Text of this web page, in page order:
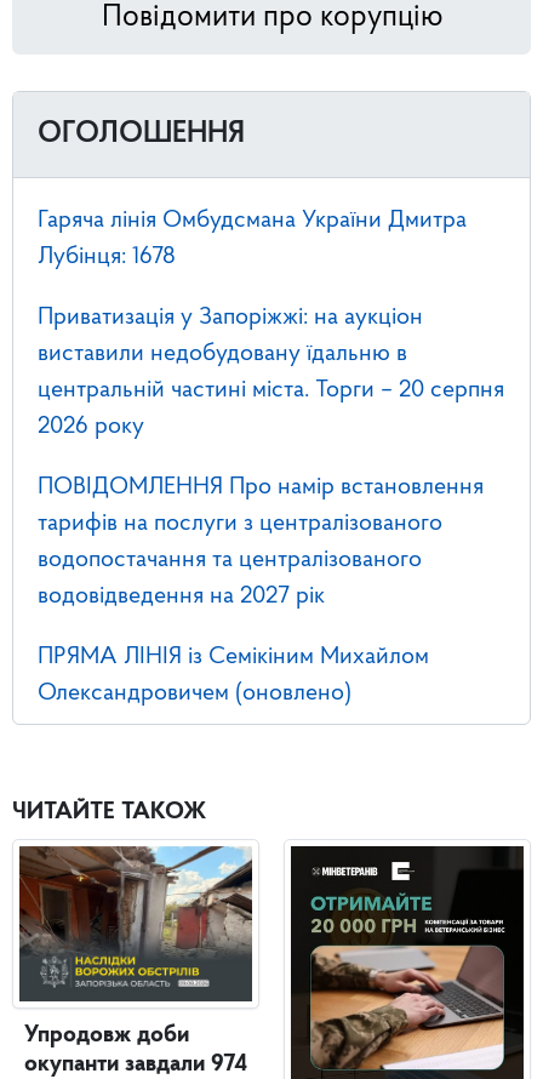
Повідомити про корупцію
ОГОЛОШЕННЯ
Гаряча лінія Омбудсмана України Дмитра
Лубінця: 1678
Приватизація у Запоріжжі: на аукціон
виставили недобудовану їдальню в
центральній частині міста. Торги – 20 серпня
2026 року
ПОВІДОМЛЕННЯ Про намір встановлення
тарифів на послуги з централізованого
водопостачання та централізованого
водовідведення на 2027 рік
ПРЯМА ЛІНІЯ із Семікіним Михайлом
Олександровичем (оновлено)
ЧИТАЙТЕ ТАКОЖ
Упродовж доби
окупанти завдали 974